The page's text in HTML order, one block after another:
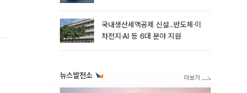
국내생산세액공제 신설...반도체·이
차전지·AI 등 6대 분야 지원
뉴스발전소